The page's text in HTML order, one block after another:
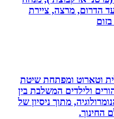
מרצה, ציירת
ומפתחת שיטת
המשלבת בין
מתוך ניסיון של